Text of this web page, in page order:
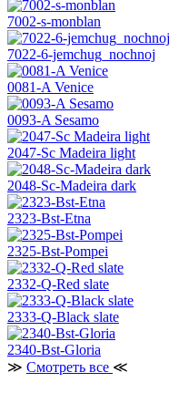
7002-s-monblan
7022-6-jemchug_nochnoj
0081-A Venice
0093-A Sesamo
2047-Sc Madeira light
2048-Sc-Madeira dark
2323-Bst-Etna
2325-Bst-Pompei
2332-Q-Red slate
2333-Q-Black slate
2340-Bst-Gloria
≫ Смотреть все ≪